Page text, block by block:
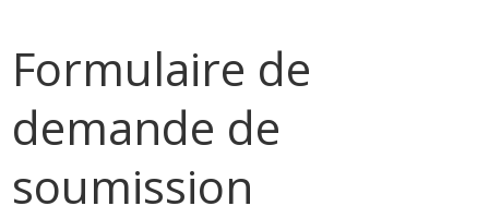
Formulaire de
demande de
soumission